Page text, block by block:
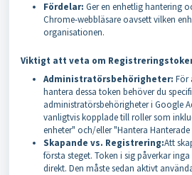
Fördelar: Ger en enhetlig hantering
Chrome-webbläsare oavsett vilken
organisationen.
Viktigt att veta om
Administratörsbehörigheter: För
hantera dessa token behöver du
administratörsbehörigheter i Google
vanligtvis kopplade till roller som
enheter" och/eller "Hantera Hanterade
Skapande vs. Registrering:Att
första steget. Token i sig påverkar
direkt. Den måste sedan aktivt